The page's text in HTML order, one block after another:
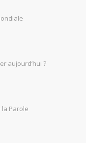
aujourd’hui ?
Parole